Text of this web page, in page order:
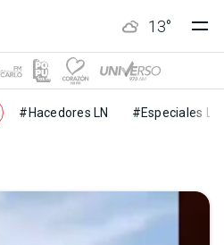
13°
#Hacedores LN #Especiales LN